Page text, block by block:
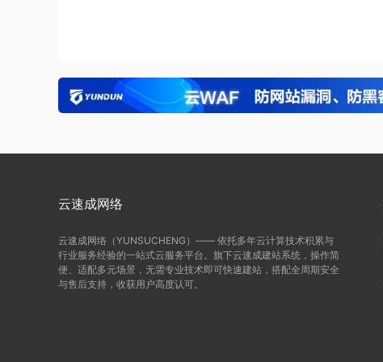
云速成网络
云速成网络（YUNSUCHENG）—— 依托多年云计算技术积累与
行业服务经验的一站式云服务平台。旗下云速成建站系统，操作简
便、适配多元场景，无需专业技术即可快速建站，搭配全周期安全
与售后支持，收获用户高度认可。